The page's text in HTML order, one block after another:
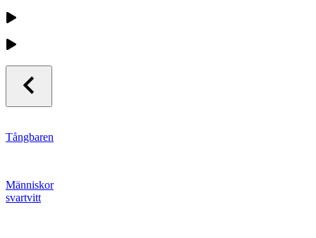
Tångbaren
Människor
svartvitt